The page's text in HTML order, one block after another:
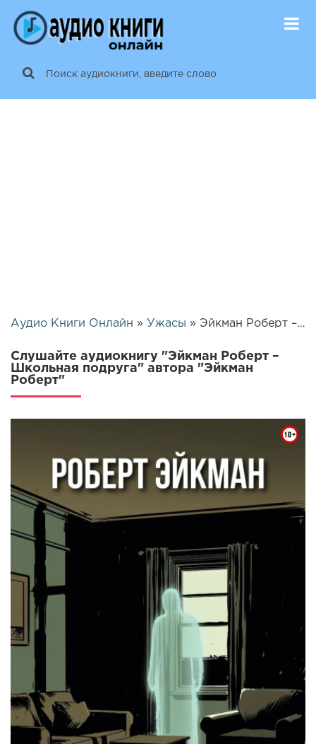
Аудио Книги Онлайн » Ужасы » Эйкман Роберт – Школьная подруга | 25737
Слушайте аудиокнигу "Эйкман Роберт –
Школьная подруга" автора "Эйкман
Роберт"